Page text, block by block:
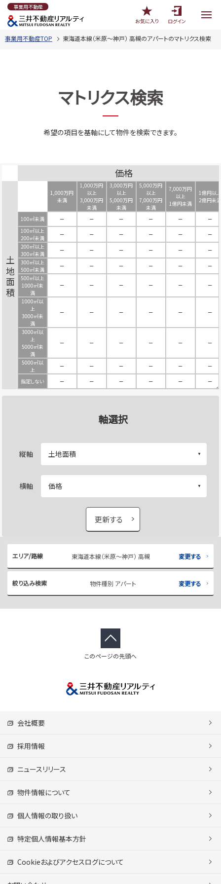
事業用不動産
お気に入り
ログイン
事業用不動産TOP 東海道本線（米原～神戸） 高槻のアパートのマトリクス検索
マトリクス検索
希望の項目を基軸にして物件を検索できます。
価格
土地面積
1,000万円
未満
1,000万円
以上
3,000万円
未満
3,000万円
以上
5,000万円
未満
5,000万円
以上
7,000万円
未満
7,000万円
以上
1億円未満
1億円以上
2億円未満
100㎡未満 － － － － －
－
100㎡以上
200㎡未満
－ － － － －
－
200㎡以上
300㎡未満
－ － － － －
－
300㎡以上
500㎡未満
－ － － － －
－
500㎡以上
1000㎡未
満
－ － － － － －
1000㎡以
上
3000㎡未
満
－ － － － － －
3000㎡以
上
5000㎡未
満
－ － － － － －
5000㎡以
上
－ － － － － －
指定しない － － － － － －
軸選択
縦軸
横軸
更新する
エリア/路線 東海道本線（米原～神戸） 高槻 変更する
絞り込み検索 物件種別 アパート 変更する
このページの先頭へ
会社概要
採用情報
ニュースリリース
物件情報について
個人情報の取り扱い
特定個人情報基本方針
Cookieおよびアクセスログについて